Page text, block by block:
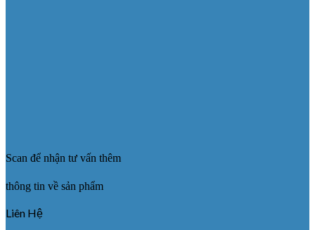
Scan để nhận tư vấn thêm
thông tin về sản phẩm
Liên Hệ